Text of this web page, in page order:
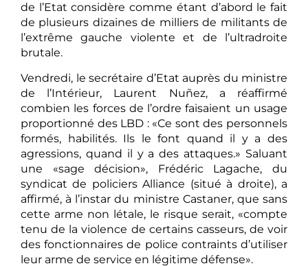
de l’Etat considère comme étant d’abord le fait
de plusieurs dizaines de milliers de militants de
l’extrême gauche violente et de l’ultradroite
brutale.
Vendredi, le secrétaire d’Etat auprès du ministre
de l’Intérieur, Laurent Nuñez, a réaffirmé
combien les forces de l’ordre faisaient un usage
proportionné des LBD : «Ce sont des personnels
formés, habilités. Ils le font quand il y a des
agressions, quand il y a des attaques.» Saluant
une «sage décision», Frédéric Lagache, du
syndicat de policiers Alliance (situé à droite), a
affirmé, à l’instar du ministre Castaner, que sans
cette arme non létale, le risque serait, «compte
tenu de la violence de certains casseurs, de voir
des fonctionnaires de police contraints d’utiliser
leur arme de service en légitime défense».